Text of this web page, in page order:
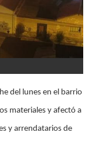
del lunes en el barrio
materiales y afectó a
y arrendatarios de